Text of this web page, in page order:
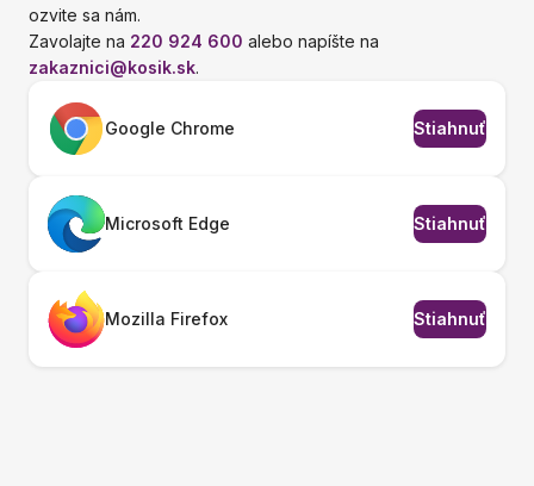
ozvite sa nám.
Zavolajte na 220 924 600 alebo napíšte na
zakaznici@kosik.sk.
Google Chrome Stiahnuť
Microsoft Edge Stiahnuť
Mozilla Firefox Stiahnuť